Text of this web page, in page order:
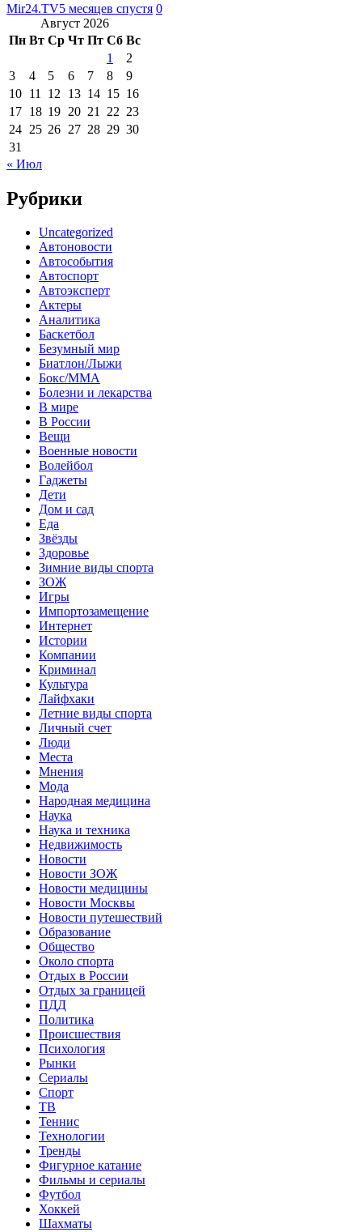
Mir24.TV5 месяцев спустя 0
Август 2026
Пн Вт Ср Чт Пт Сб Вс
1
2
3
4 5 6 7 8
9
10 11 12 13 14 15 16
17 18 19 20 21 22 23
24 25 26 27 28 29 30
31
« Июл
Рубрики
Uncategorized
Автоновости
Автособытия
Автоспорт
Автоэксперт
Актеры
Аналитика
Баскетбол
Безумный мир
Биатлон/Лыжи
Бокс/MMA
Болезни и лекарства
В мире
В России
Вещи
Военные новости
Волейбол
Гаджеты
Дети
Дом и сад
Еда
Звёзды
Здоровье
Зимние виды спорта
ЗОЖ
Игры
Импортозамещение
Интернет
Истории
Компании
Криминал
Культура
Лайфхаки
Летние виды спорта
Личный счет
Люди
Места
Мнения
Мода
Народная медицина
Наука
Наука и техника
Недвижимость
Новости
Новости ЗОЖ
Новости медицины
Новости Москвы
Новости путешествий
Образование
Общество
Около спорта
Отдых в России
Отдых за границей
ПДД
Политика
Происшествия
Психология
Рынки
Сериалы
Спорт
ТВ
Теннис
Технологии
Тренды
Фигурное катание
Фильмы и сериалы
Футбол
Хоккей
Шахматы